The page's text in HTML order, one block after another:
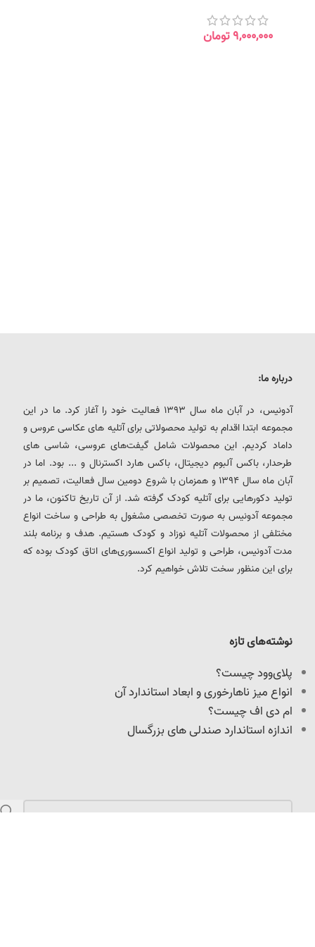
۹,۰۰۰,۰۰۰تومان
نوشته‌های تازه
پلای‌وود چیست؟
انواع میز ناهارخوری و ابعاد استاندارد آن
ام دی اف چیست؟
اندازه استاندارد صندلی های بزرگسال
درباره ما:
آدونیس، در آبان ماه سال 1393 فعالیت خود را آغاز کرد. ما در این
مجموعه ابتدا اقدام به تولید محصولاتی برای آتلیه های عکاسی عروس و
داماد کردیم. این محصولات شامل گیفت‌های عروسی، شاسی های
طرحدار، باکس آلبوم دیجیتال، باکس هارد اکسترنال و ... بود. اما در
آبان ماه سال 1394 و همزمان با شروع دومین سال فعالیت، تصمیم بر
تولید دکورهایی برای آتلیه کودک گرفته شد. از آن تاریخ تاکنون، ما در
مجموعه آدونیس به صورت تخصصی مشغول به طراحی و ساخت انواع
مختلفی از محصولات آتلیه نوزاد و کودک هستیم. هدف و برنامه بلند
مدت آدونیس، طراحی و تولید انواع اکسسوری‌های اتاق کودک بوده که
برای این منظور سخت تلاش خواهیم کرد.